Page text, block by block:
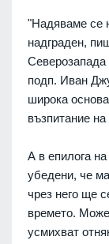
"Надяваме се
надграден,
Северозапада
подп. Иван
широка
възпитание
А в епилога
убедени, че
чрез него ще
времето.
усмихват